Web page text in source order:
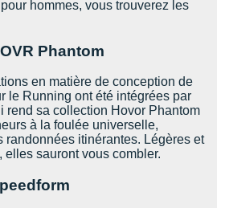
hommes, vous trouverez les
Phantom
en matière de conception de
le Running ont été intégrées par
rend sa collection Hovor Phantom
à la foulée universelle,
randonnées itinérantes. Légères et
elles sauront vous combler.